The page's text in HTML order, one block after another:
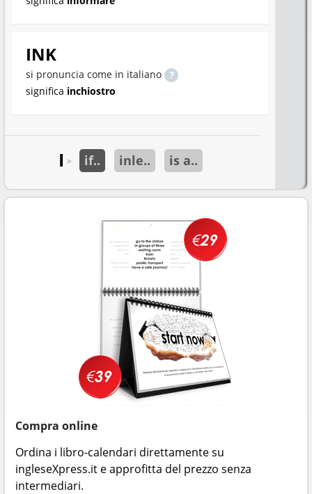
INK
si pronuncia come in italiano
significa inchiostro
I ► if.. inle.. is a..
Compra online
Ordina i libro-calendari direttamente su
ingleseXpress.it e approfitta del prezzo senza
intermediari.